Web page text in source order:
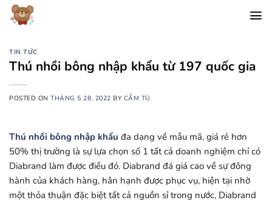
Chuyển
đến
dungTIN TỨC
Thú nhồi bông nhập khẩu từ 197 quốc gia
POSTED ONTHÁNG 5 28, 2022 BY CẨM TÚ
Thú nhồi bông nhập khẩu đa dạng về mẫu mã, giá rẻ hơn
50% thị trường là sự lựa chọn số 1 tất cả doanh nghiệm chỉ có
Diabrand làm được điều đó. Diabrand đá giá cao về sự đông
hành của khách hàng, hân hạnh được phục vụ, hiện tại nhờ
một thỏa thuận đặc biệt tất cả nguồn sỉ trong nước, Diabrand